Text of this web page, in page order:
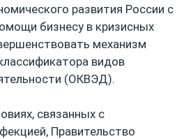
развития России с
бизнесу в кризисных
механизм
видов
(ОКВЭД).
связанных с
Правительство